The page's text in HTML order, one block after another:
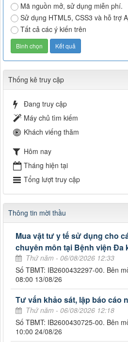
Mã nguồn mở, sử dụng miễn phí.
Sử dụng HTML5, CSS3 và hỗ trợ
Tất cả các ý kiến trên
Thống kê truy cập
Đang truy cập
Máy chủ tìm kiếm
Khách viếng thăm
Hôm nay
Tháng hiện tại
Tổng lượt truy cập
Thông tin mời thầu
Mua vật tư y tế sử dụng cho
chuyên môn tại Bệnh viện Đa
Thứ năm - 06/08/2026 12:33
Số TBMT: IB2600432297-00. Bên
08:00 13/08/26
Tư vấn khảo sát, lập báo cáo
Thứ năm - 06/08/2026 12:18
Số TBMT: IB2600430725-00. Bên
10:00 24/08/26